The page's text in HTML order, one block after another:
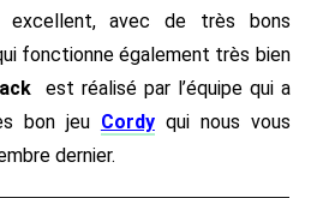
avec de très bons
fonctionne également très bien
est réalisé par l’équipe qui a
bon jeu Cordyqui nous vous
dernier.